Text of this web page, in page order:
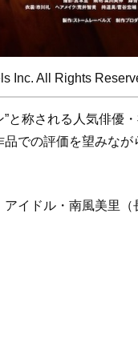
Inc. All Rights
と称される人気俳優
の評価を望みなが
イドル・南風美里